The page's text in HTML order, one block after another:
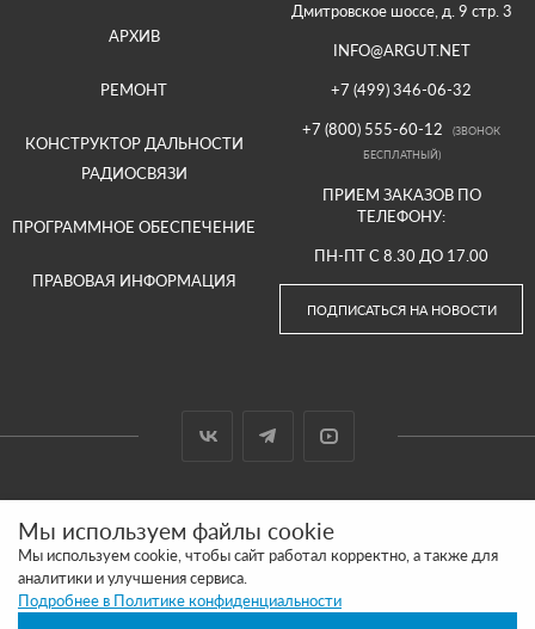
АРХИВ
РЕМОНТ
КОНСТРУКТОР ДАЛЬНОСТИ
РАДИОСВЯЗИ
ПРОГРАММНОЕ ОБЕСПЕЧЕНИЕ
ПРАВОВАЯ ИНФОРМАЦИЯ
Дмитровское шоссе, д. 9 стр. 3
INFO@ARGUT.NET
+7 (499) 346-06-32
+7 (800) 555-60-12
(ЗВОНОК
БЕСПЛАТНЫЙ)
ПРИЕМ ЗАКАЗОВ ПО
ТЕЛЕФОНУ:
ПН-ПТ С 8.30 ДО 17.00
ПОДПИСАТЬСЯ НА НОВОСТИ
САЙТ СДЕЛАН И ПРОДВИГАЕТСЯ В SITE UP
ПОЛИТИКА КОНФИДЕНЦИАЛЬНОСТИ
Мы используем файлы cookie
Мы используем cookie, чтобы сайт работал корректно, а также для
аналитики и улучшения сервиса.
Подробнее в Политике конфиденциальности